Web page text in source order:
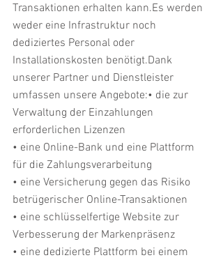
Transaktionen erhalten kann.Es werden
weder eine Infrastruktur noch
dediziertes Personal oder
Installationskosten benötigt.Dank
unserer Partner und Dienstleister
umfassen unsere Angebote:• die zur
Verwaltung der Einzahlungen
erforderlichen Lizenzen
• eine Online-Bank und eine Plattform
für die Zahlungsverarbeitung
• eine Versicherung gegen das Risiko
betrügerischer Online-Transaktionen
• eine schlüsselfertige Website zur
Verbesserung der Markenpräsenz
• eine dedizierte Plattform bei einem